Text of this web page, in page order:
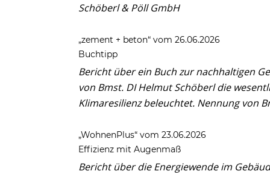
Schöberl & Pöll GmbH
„zement + beton“ vom 26.06.2026
Buchtipp
Bericht über ein Buch zur nachhaltigen
von Bmst. DI Helmut Schöberl die
Klimaresilienz beleuchtet. Nennung von
„WohnenPlus“ vom 23.06.2026
Effizienz mit Augenmaß
Bericht über die Energiewende im